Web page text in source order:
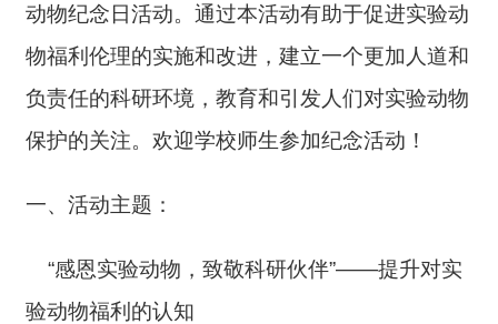
动物纪念日活动。通过本活动有助于促进实验动
物福利伦理的实施和改进，建立一个更加人道和
负责任的科研环境，教育和引发人们对实验动物
保护的关注。欢迎学校师生参加纪念活动！
一、活动主题：
“感恩实验动物，致敬科研伙伴”——提升对实
验动物福利的认知